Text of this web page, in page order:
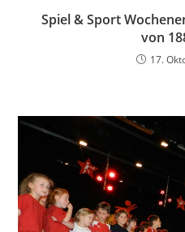
Spiel & Sport
von
17.